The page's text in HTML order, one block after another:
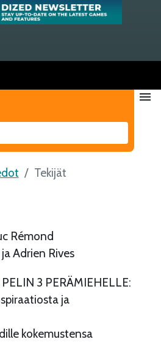
menu
Tekijät
Rémond
Adrien Rives
3 PERÄMIEHELLE:
ja
kokemustensa